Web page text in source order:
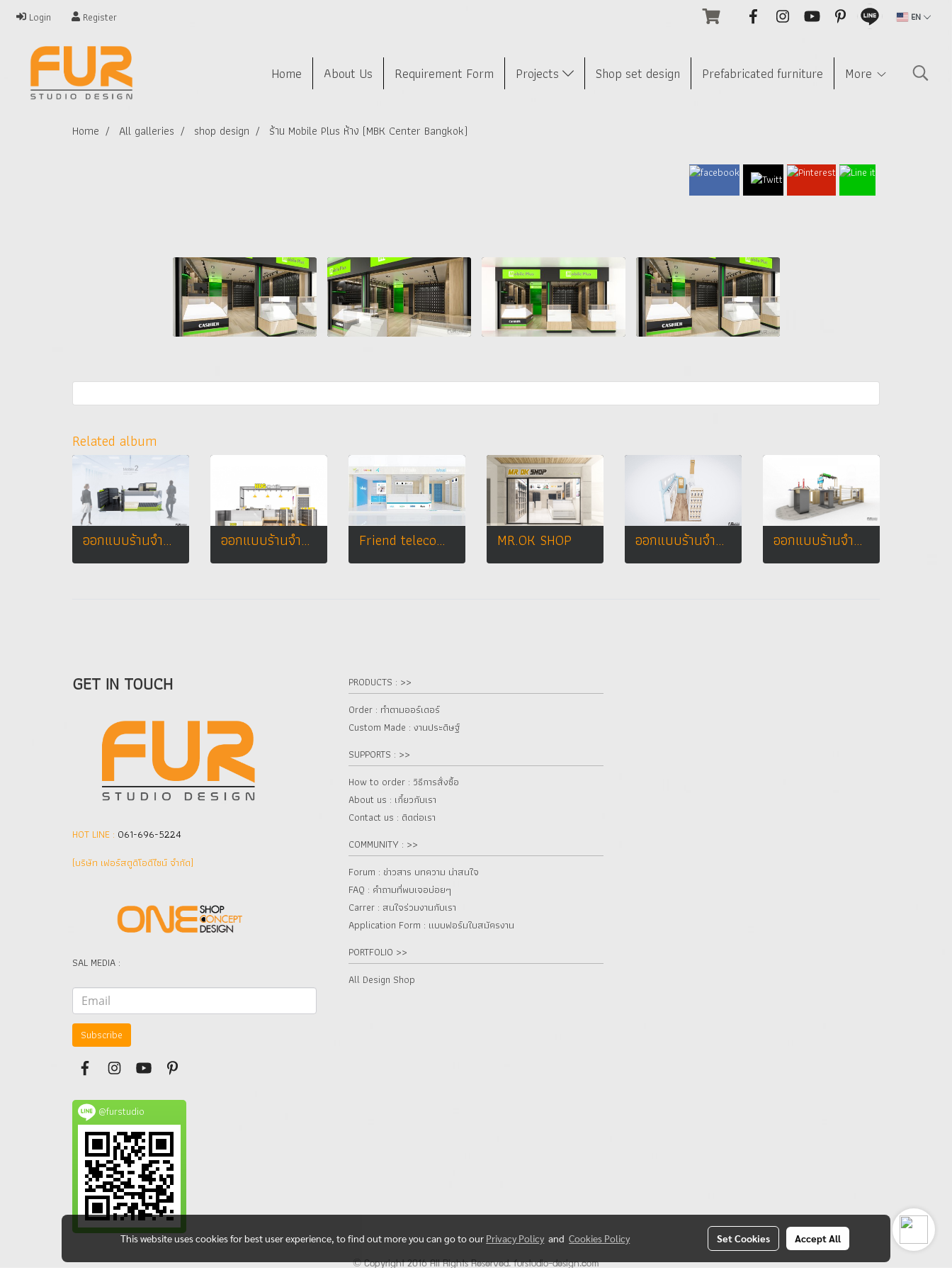
Login Register EN
Home About Us Requirement Form Projects Shop set design Prefabricated furniture More
Home All galleries shop design ร้าน Mobile Plus ห้าง (MBK Center Bangkok)
Related album
ออกแบบร้านจำหน่ายมือถือ ร้าน Mobile 2 ออกแบบร้านจำหน่ายมือถือ ร้าน HUG MOBILE @ เซนทรัลเชียงราย Friend telecom mobile shop MR.OK SHOP ออกแบบร้านจำหน่ายมือถือ ร้านโฟนโฟน เทสโก้โลตัส อำเภอเสนา จังหวัดพระนครศรีอยุธยา ออกแบบร้านจำหน่ายมือถือ ร้าน TWZ by โคราชนวกิจ
GET IN TOUCH
HOT LINE : 061-696-5224
(บริษัท เฟอร์สตูดิโอดีไซน์ จำกัด]
SAL MEDIA :
Subscribe
@furstudio
PRODUCTS : >>
Order : ทำตามออร์เดอร์
Custom Made : งานประดิษฐ์
SUPPORTS : >>
How to order : วิธีการสั่งซื้อ
About us : เกี๋ยวกับเรา
Contact us : ติดต่อเรา
COMMUNITY : >>
Forum : ข่าวสาร บทความ น่าสนใจ
FAQ : คำถามที่พบเจอบ่อยๆ
Carrer : สนใจร่วมงานกับเรา
Application Form : แบบฟอร์มใบสมัครงาน
PORTFOLIO >>
All Design Shop
© Copyright 2016 All Rights Reserved. furstudio-design.com
This website uses cookies for best user experience, to find out more you can go to our Privacy Policy andCookies Policy Set Cookies Accept All